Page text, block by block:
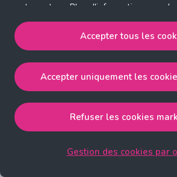
entre autres. Plus d'informations sur
Cliquez sur 'Gestion des cookies par
Notre politique de cookies
Accepter tous les cookies
strictement nécessaires,
publicité ciblée.
Accepter uniquement les cookies
les cookies strictement nécessaires.
Accepter tous les
Accepter uniquement les
Refuser les cookies
Gestion des cookies par